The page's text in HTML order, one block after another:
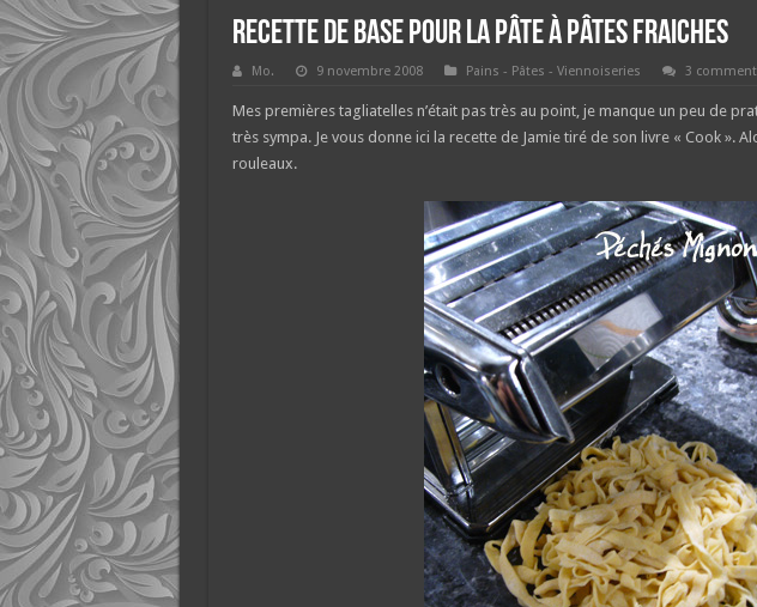
Recette de base pour la pâte à pâtes fraiches
Mo. 9 novembre 2008 Pains - Pâtes - Viennoiseries 3
Mes premières tagliatelles n’était pas très au point, je manque un peu de
très sympa. Je vous donne ici la recette de Jamie tiré de son livre « Cook ».
rouleaux.